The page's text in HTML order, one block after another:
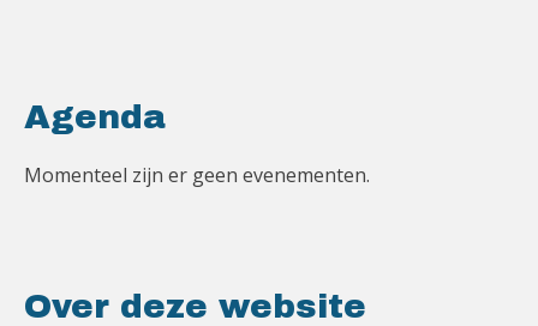
Agenda
Momenteel zijn er geen evenementen.
Over deze website